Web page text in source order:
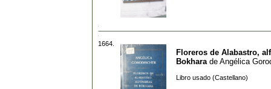
1664.
Floreros de Alabastro,
Bokhara de Angélica
Libro usado (Castellano)